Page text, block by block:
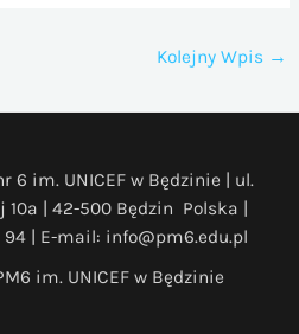
Kolejny Wpis →
6 im. UNICEF w Będzinie | ul.
10a | 42-500 Będzin Polska |
94 | E-mail: info@pm6.edu.pl
im. UNICEF w Będzinie